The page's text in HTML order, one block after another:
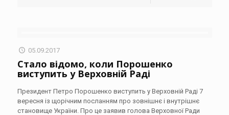
05.09.2017
Стало відомо, коли Порошенко
виступить у Верховній Раді
Президент Петро Порошенко виступить у Верховній Раді 7
вересня із щорічним посланням про зовнішнє і внутрішнє
становище України. Про це заявив голова Верховної Ради